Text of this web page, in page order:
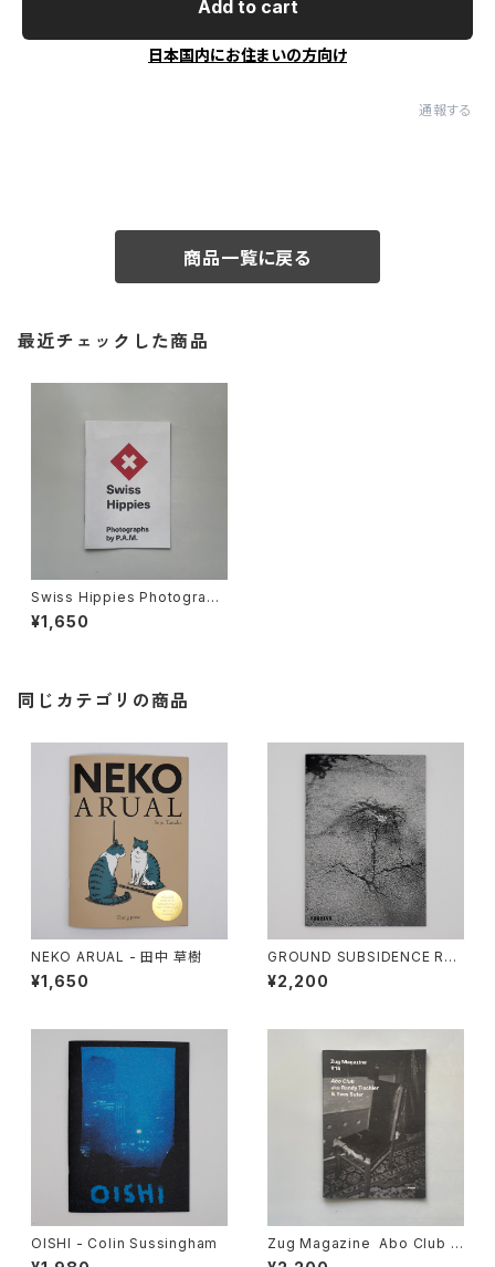
Add to cart
日本国内にお住まいの方向け
通報する
商品一覧に戻る
最近チェックした商品
Swiss Hippies Photograph
s by P.A.M.
¥1,650
同じカテゴリの商品
NEKO ARUAL - 田中 草樹
¥1,650
GROUND SUBSIDENCE RO
SE - YUKHINX
¥2,200
OISHI - Colin Sussingham
Zug Magazine Abo Club
#15 aka Randy Tischler